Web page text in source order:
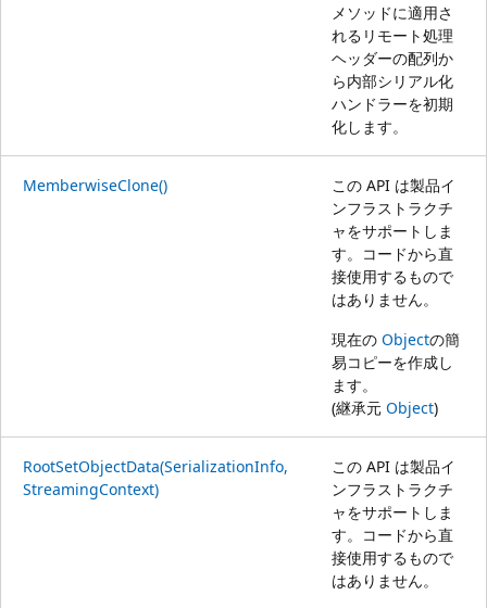
メソッドに適用さ
れるリモート処理
ヘッダーの配列か
ら内部シリアル化
ハンドラーを初期
化します。
MemberwiseClone()
この API は製品イ
ンフラストラクチ
ャをサポートしま
す。コードから直
接使用するもので
はありません。
現在の Objectの簡
易コピーを作成し
ます。
(継承元 Object)
RootSetObjectData(SerializationInfo,
StreamingContext)
この API は製品イ
ンフラストラクチ
ャをサポートしま
す。コードから直
接使用するもので
はありません。